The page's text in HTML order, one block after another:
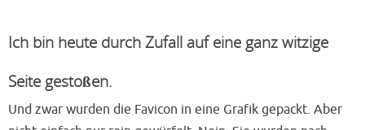
Ich bin heute durch Zufall auf eine ganz witzige
Seite gestoßen.
Und zwar wurden die Favicon in eine Grafik gepackt. Aber